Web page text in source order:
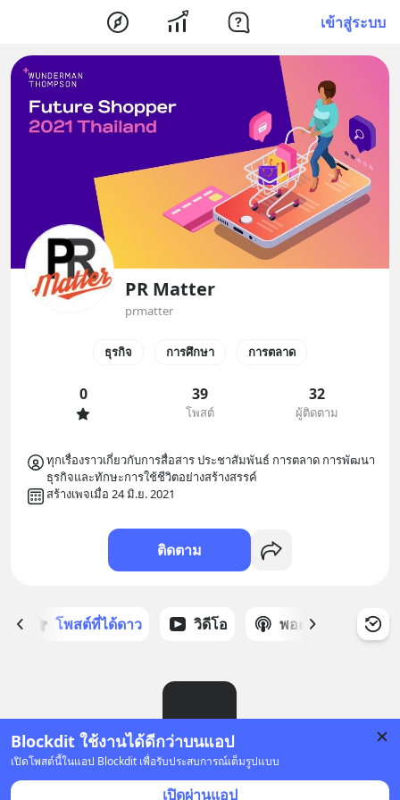
เข้าสู่ระบบ
Blockdit ใช้งานได้ดีกว่าบนแอป
เปิดโพสต์นี้ในแอป Blockdit เพื่อรับประสบการณ์เต็มรูปแบบ
เปิดผ่านแอป
PR Matter
prmatter
ธุรกิจ การศึกษา การตลาด
0 39
โพสต์
32
ผู้ติดตาม
ทุกเรื่องราวเกี่ยวกับการสื่อสาร ประชาสัมพันธ์ การตลาด การพัฒนา
ธุรกิจและทักษะการใช้ชีวิตอย่างสร้างสรรค์
สร้างเพจเมื่อ 24 มิ.ย. 2021
ติดตาม
โพสต์ที่ได้ดาว วิดีโอ พอดแคสต์
ยังไม่มีโพสต์